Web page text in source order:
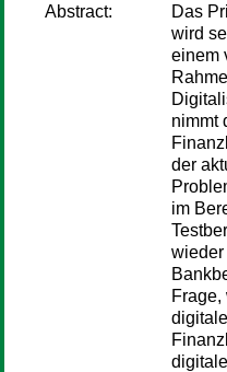
Abstract:
Das
wird
einem
nimmt
der
im
wieder